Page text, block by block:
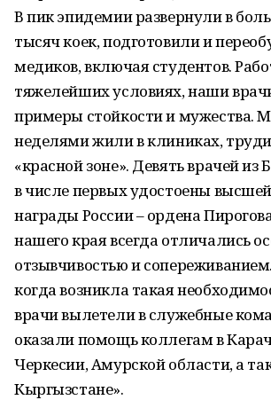
В пик эпидемии развернули в
тысяч коек, подготовили и
медиков, включая студентов.
тяжелейших условиях, наши
примеры стойкости и мужества.
неделями жили в клиниках,
«красной зоне». Девять врачей из
в числе первых удостоены
награды России – ордена
нашего края всегда отличались
отзывчивостью и
когда возникла такая
врачи вылетели в служебные
оказали помощь коллегам в
Черкесии, Амурской области, а
Кыргызстане».